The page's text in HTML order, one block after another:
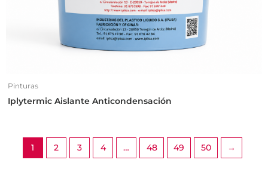
Pinturas
Iplytermic Aislante Anticondensación
1 2 3 4 … 48 49 50 →